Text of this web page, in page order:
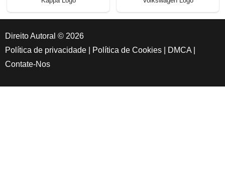
Direito Autoral © 2026
Política de privacidade
Política de Cookies DMCA
Contate-Nos